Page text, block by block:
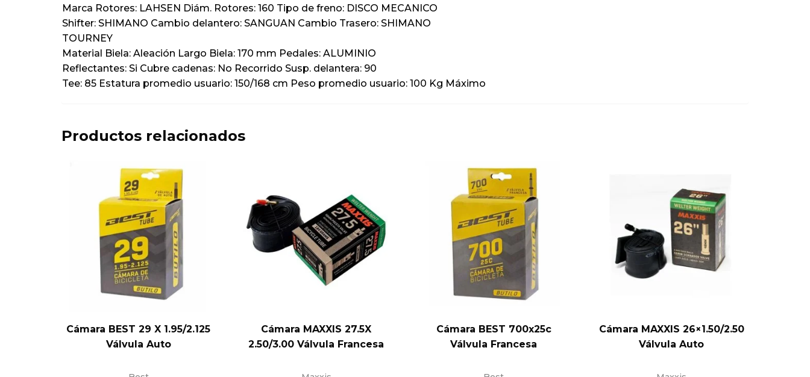
Marca Rotores: LAHSEN Diám. Rotores: 160 Tipo de freno: DISCO MECANICO
Shifter: SHIMANO Cambio delantero: SANGUAN Cambio Trasero: SHIMANO
TOURNEY
Material Biela: Aleación Largo Biela: 170 mm Pedales: ALUMINIO
Reflectantes: Si Cubre cadenas: No Recorrido Susp. delantera: 90
Tee: 85 Estatura promedio usuario: 150/168 cm Peso promedio usuario: 100 Kg Máximo
Productos relacionados
Cámara BEST 29 X 1.95/2.125
Válvula Auto
Cámara MAXXIS 27.5X
2.50/3.00 Válvula Francesa
Cámara BEST 700x25c
Válvula Francesa
Cámara MAXXIS 26×1.50/2.50
Válvula Auto